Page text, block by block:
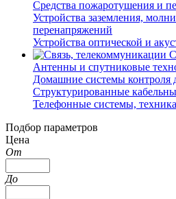
Средства пожаротушения и
Устройства заземления,
перенапряжений
Устройства оптической и
Антенны и спутниковые
Домашние системы контроля
Структурированные
Телефонные системы,
Подбор параметров
Цена
От
До